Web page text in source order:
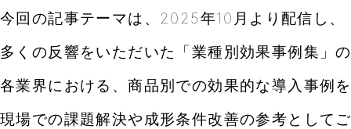
今回の記事テーマは、2025年10月より配信し、
多くの反響をいただいた「業種別効果事例集」
各業界における、商品別での効果的な導入事例
現場での課題解決や成形条件改善の参考として